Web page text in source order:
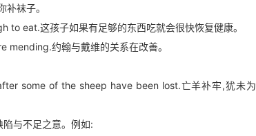
袜子。
eat.这孩子如果有足够的东西吃就会很快恢复健康。
约翰与戴维的关系在改善。
some of the sheep have been lost.亡羊补牢,犹未为
与不足之意。例如: